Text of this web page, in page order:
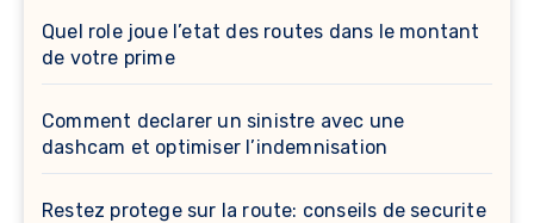
Quel role joue l’etat des routes dans le montant
de votre prime
Comment declarer un sinistre avec une
dashcam et optimiser l’indemnisation
Restez protege sur la route: conseils de securite